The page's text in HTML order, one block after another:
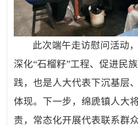
此次端午走访慰问活动
深化“石榴籽”工程、促进民
践，也是人大代表下沉基层
体现。下一步，绵虒镇人大
责，常态化开展代表联系群